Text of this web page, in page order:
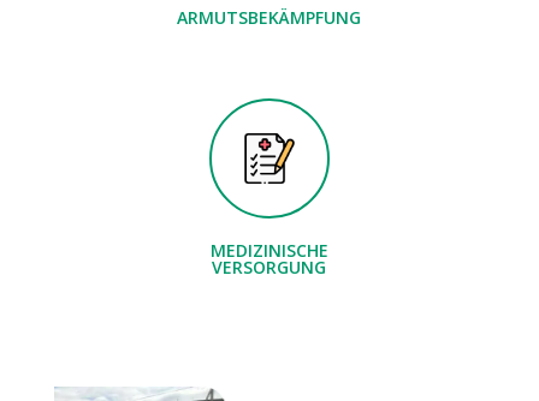
ARMUTSBEKÄMPFUNG
MEDIZINISCHE
VERSORGUNG